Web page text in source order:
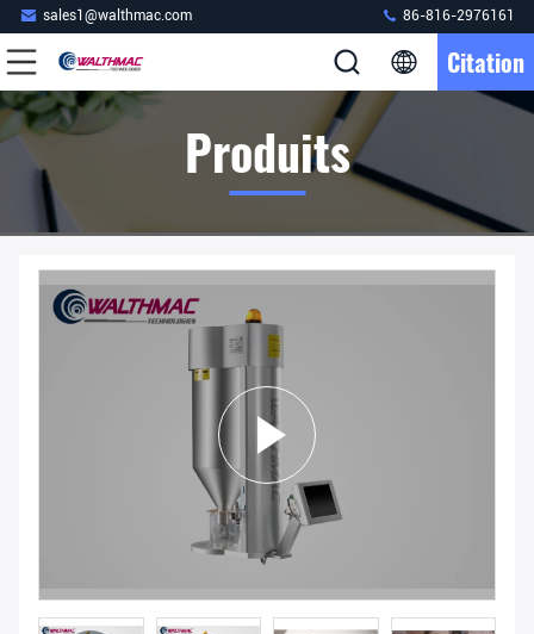
sales1@walthmac.com 86-816-2976161
Citation
Produits